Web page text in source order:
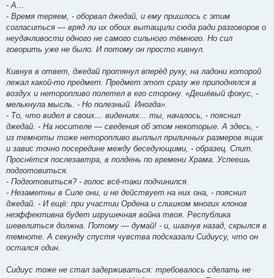
- А…
- Время теряем, - оборвал джедай, и ему пришлось с этим
согласиться — вряд ли их обоих вытащили сюда ради разговоров о
неудачливости одного не самого сильного тёмного. Но сил
говорить уже не было. И потому он просто кивнул.
Кивнув в ответ, джедай протянул вперёд руку, на ладони которой
лежал какой-то предмет. Предмет этот сразу же приподнялся в
воздух и неторопливо полетел в его сторону. «Дешёвый фокус, -
мелькнула мысль. - Но полезный. Иногда».
- То, что видел в своих… видениях... ты, началось, - пояснил
джедай. - На носителе — сведения об этом некоторые. А здесь, -
из темноты тоже неторопливо выплыл приличных размеров ящик
и завис точно посередине между беседующими, - образец. Спит.
Проснётся послезавтра, в полдень по времени Храма. Успеешь
подготовиться.
- Подготовиться? - голос всё-таки подчинился.
- Незаметны в Силе они, и не действует на них она, - пояснил
джедай. - И ещё: при участии Ордена и слишком многих клонов
неэффективна будет игрушечная война твоя. Республика
шевелиться должна. Потому — думай! - и, шагнув назад, скрылся в
темноте. А секунду спустя чувства подсказали Сидиусу, что он
остался один.
Сидиус тоже не стал задерживаться: требовалось сделать не